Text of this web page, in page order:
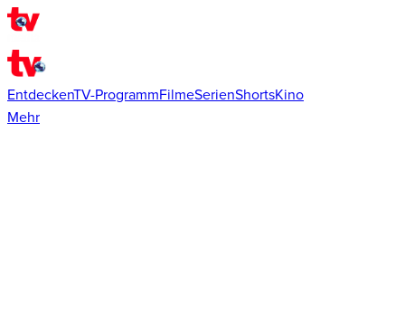
EntdeckenTV-ProgrammFilmeSerienShortsKino
Mehr